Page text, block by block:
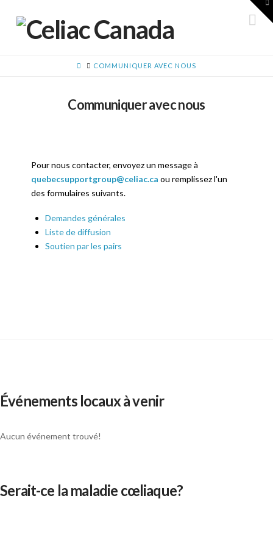
HOMECOMMUNIQUER AVEC NOUS
Communiquer avec nous
Pour nous contacter, envoyez un message à
quebecsupportgroup@celiac.ca ou remplissez l'un
des formulaires suivants.
Demandes générales
Liste de diffusion
Soutien par les pairs
Événements locaux à venir
Aucun événement trouvé!
Serait-ce la maladie cœliaque?